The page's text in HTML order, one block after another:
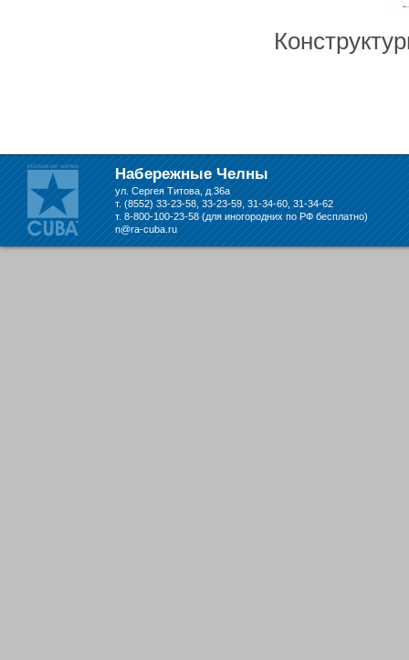
Набережные Челны
ул. Сергея Титова, д.36а
т. (8552) 33-23-58, 33-23-59, 31-34-60, 31-34-62
т. 8-800-100-23-58 (для иногородних по РФ бесплатно)
n@ra-cuba.ru